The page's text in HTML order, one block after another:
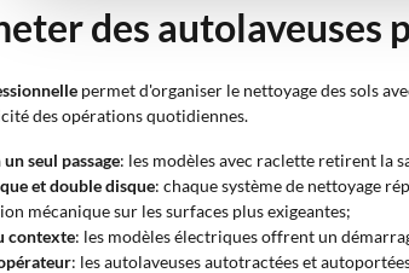
des autolaveuses
permet d'organiser le nettoyage des sols
des opérations quotidiennes.
seul passage: les modèles avec raclette retirent la
et double disque: chaque système de nettoyage
mécanique sur les surfaces plus exigeantes;
contexte: les modèles électriques offrent un
: les autolaveuses autotractées et